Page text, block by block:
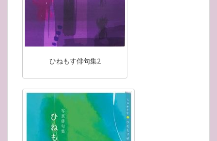
ひねもす俳句集2